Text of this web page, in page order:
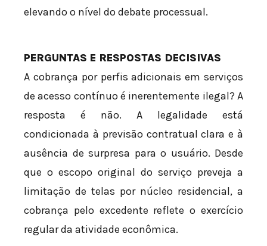
elevando o nível do debate processual.
PERGUNTAS E RESPOSTAS DECISIVAS
A cobrança por perfis adicionais em serviços
de acesso contínuo é inerentemente ilegal? A
resposta é não. A legalidade está
condicionada à previsão contratual clara e à
ausência de surpresa para o usuário. Desde
que o escopo original do serviço preveja a
limitação de telas por núcleo residencial, a
cobrança pelo excedente reflete o exercício
regular da atividade econômica.